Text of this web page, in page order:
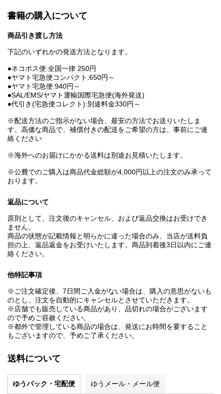
書籍の購入について
商品引き渡し方法
下記のいずれかの発送方法となります。
●ネコポス便:全国一律 250円
●ヤマト宅急便コンパクト:650円～
●ヤマト宅急便:940円～
●SAL/EMS/ヤマト運輸国際宅急便(海外発送)
●代引き(宅急便コレクト):別途料金330円～
※配送方法のご指示がない場合、最安の方法でお送りいたしま
す。高価な商品で、補償付きの配送をご希望の方は、事前にご連
絡ください
※海外へのお届けにかかる送料は別途お見積いたします。
※公費でのご購入は商品代金総額が4,000円以上の注文のみ承って
おります。
返品について
原則として、注文後のキャンセル、および返品交換はお受けでき
ません。
商品の状態が記載情報と明らかに違った場合のみ、当店が送料負
担の上、返品返金をお受けいたします。商品到着後3日以内にご連
絡ください。
他特記事項
※ご注文確定後、7日間ご入金がない場合は、購入の意思がないも
のとし、注文を自動的にキャンセルとさせていただきます。
※店舗でも販売している商品があり、品切れの場合がございます
ので予めご容赦ください。
※都外で管理している商品の場合は、発送にお時間を要すること
もございますので、予めご了承ください。
送料について
ゆうパック・宅配便 ゆうメール・メール便